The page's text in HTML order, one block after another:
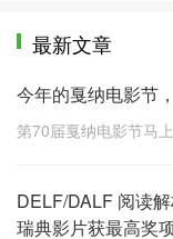
最新文章
今年的戛纳电影节
第70届戛纳电影节马
DELF/DALF 阅读
瑞典影片获最高奖